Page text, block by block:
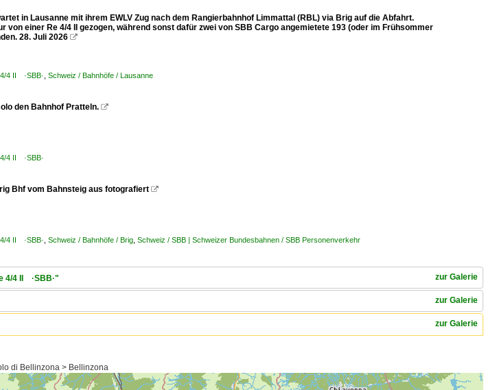
in Lausanne mit ihrem EWLV Zug nach dem Rangierbahnhof Limmattal (RBL) via Brig auf die Abfahrt.
von einer Re 4/4 II gezogen, während sonst dafür zwei von SBB Cargo angemietete 193 (oder im Frühsommer
28. Juli 2026 
4 II ·SBB· Schweiz / Bahnhöfe / Lausanne
den Bahnhof Pratteln. 
4 II ·SBB·
Bhf vom Bahnsteig aus fotografiert 
4 II ·SBB· Schweiz / Bahnhöfe / Brig Schweiz / SBB | Schweizer Bundesbahnen / SBB Personenverkehr
zur Galerie
4/4 II ·SBB·"
zur Galerie
zur Galerie
di Bellinzona > Bellinzona